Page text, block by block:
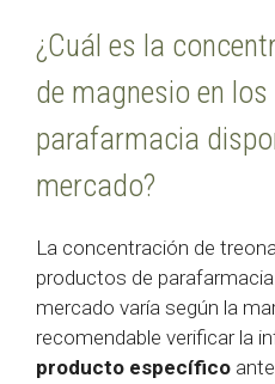
¿Cuál es la
de magnesio en
parafarmacia
mercado?
La concentración de
productos de
mercado varía según la
recomendable verificar la
producto específico